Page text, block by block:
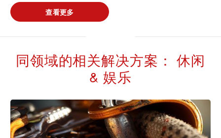
查看更多
同领域的相关解决方案： 休闲
& 娱乐